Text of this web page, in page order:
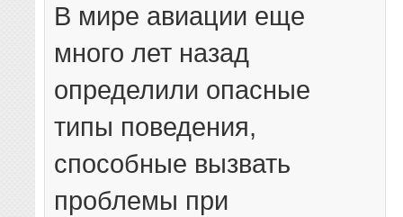
В мире авиации еще
много лет назад
определили опасные
типы поведения,
способные вызвать
проблемы при